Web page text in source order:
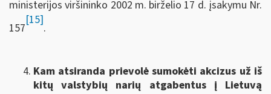
ministerijos viršininko 2002 m. birželio 17 d. įsakymu Nr.
157
[15]
.
Kam atsiranda prievolė sumokėti akcizus už iš
kitų valstybių narių atgabentus į Lietuvą